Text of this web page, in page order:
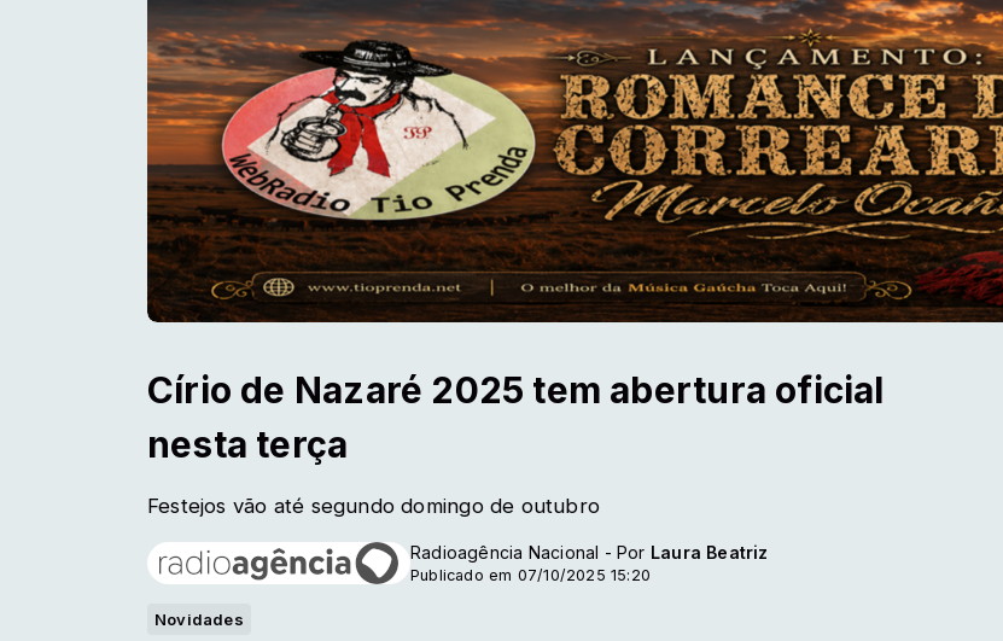
Círio de Nazaré 2025 tem abertura oficial
nesta terça
Festejos vão até segundo domingo de outubro
Radioagência Nacional - Por Laura Beatriz
Publicado em 07/10/2025 15:20
Novidades